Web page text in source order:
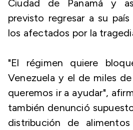
Ciudad de Panamá y
previsto regresar a su
los afectados por la
"El régimen quiere
Venezuela y el de miles
queremos ir a ayudar",
también denunció
distribución de